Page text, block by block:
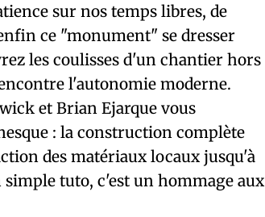
sur nos temps libres, de
ce "monument" se dresser
les coulisses d'un chantier hors
l'autonomie moderne.
et Brian Ejarque vous
: la construction complète
des matériaux locaux jusqu'à
simple tuto, c'est un hommage aux